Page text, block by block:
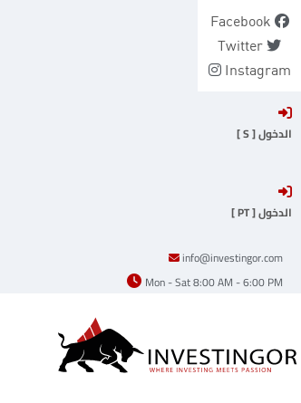
content
Facebook
Twitter
Instagram
الدخول [ S ]
الدخول [ PT ]
info@investingor.com
Mon - Sat 8:00 AM - 6:00 PM